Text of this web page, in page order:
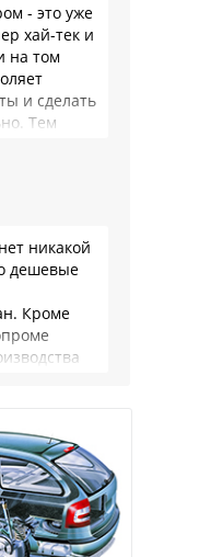
- это уже
хай-тек и
на том
и сделать
Тем
никакой
дешевые
Кроме